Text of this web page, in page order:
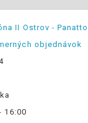
II Ostrov -
objednávok
16:00